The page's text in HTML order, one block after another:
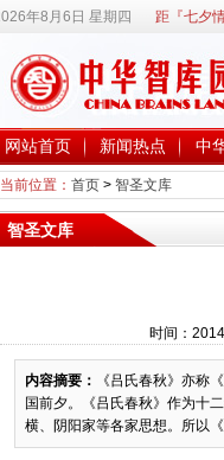
年8月6日 星期四 距『七夕
网站首页 新闻热点 中
当前位置： 首页> 智圣文库
智圣文库
时间：
内容摘要：
《吕氏春秋》亦称
国前夕。《吕氏春秋》作为十
横、阴阳家等各家思想。所以